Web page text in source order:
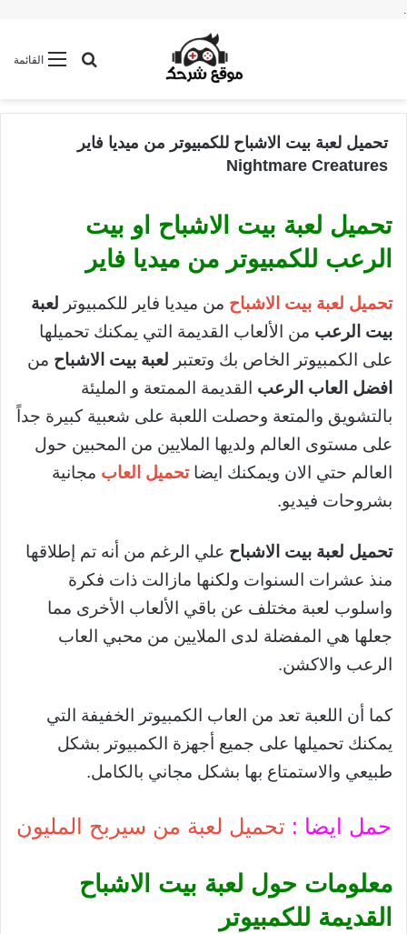
.
القائمةبحث عن
تحميل لعبة بيت الاشباح للكمبيوتر من ميديا فاير
Nightmare Creatures
تحميل لعبة بيت الاشباح او بيت
الرعب للكمبيوتر من ميديا فاير
تحميل لعبة بيت الاشباح من ميديا فاير للكمبيوتر لعبة
بيت الرعب من الألعاب القديمة التي يمكنك تحميلها
على الكمبيوتر الخاص بك وتعتبر لعبة بيت الاشباح من
افضل العاب الرعب القديمة الممتعة و المليئة
بالتشويق والمتعة وحصلت اللعبة على شعبية كبيرة جداً
على مستوى العالم ولديها الملايين من المحبين حول
العالم حتي الان ويمكنك ايضاتحميل العاب مجانية
بشروحات فيديو.
تحميل لعبة بيت الاشباح علي الرغم من أنه تم إطلاقها
منذ عشرات السنوات ولكنها مازالت ذات فكرة
واسلوب لعبة مختلف عن باقي الألعاب الأخرى مما
جعلها هي المفضلة لدى الملايين من محبي العاب
الرعب والاكشن.
كما أن اللعبة تعد من العاب الكمبيوتر الخفيفة التي
يمكنك تحميلها على جميع أجهزة الكمبيوتر بشكل
طبيعي والاستمتاع بها بشكل مجاني بالكامل.
حمل ايضا : تحميل لعبة من سيربح المليون
معلومات حول لعبة بيت الاشباح
القديمة للكمبيوتر